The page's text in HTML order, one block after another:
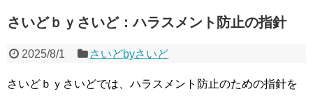
さいどｂｙさいど：ハラスメント防止の指針
2025/8/1 さいどbyさいど
さいどｂｙさいどでは、ハラスメント防止のための指針を